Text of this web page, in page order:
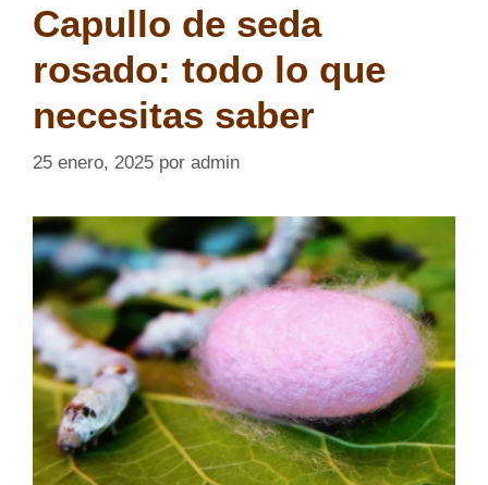
Capullo de seda
rosado: todo lo que
necesitas saber
25 enero, 2025 por admin